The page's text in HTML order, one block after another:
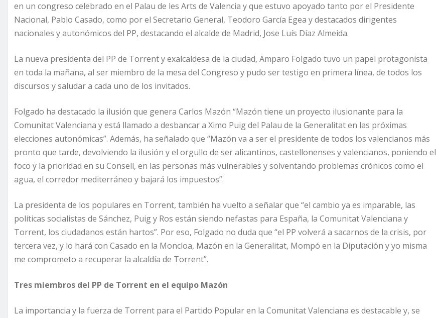
en un congreso celebrado en el Palau de les Arts de Valencia y que estuvo apoyado tanto por el Presidente
Nacional, Pablo Casado, como por el Secretario General, Teodoro García Egea y destacados dirigentes
nacionales y autonómicos del PP, destacando el alcalde de Madrid, Jose Luís Díaz Almeida.
La nueva presidenta del PP de Torrent y exalcaldesa de la ciudad, Amparo Folgado tuvo un papel protagonista
en toda la mañana, al ser miembro de la mesa del Congreso y pudo ser testigo en primera línea, de todos los
discursos y saludar a cada uno de los invitados.
Folgado ha destacado la ilusión que genera Carlos Mazón “Mazón tiene un proyecto ilusionante para la
Comunitat Valenciana y está llamado a desbancar a Ximo Puig del Palau de la Generalitat en las próximas
elecciones autonómicas”. Además, ha señalado que “Mazón va a ser el presidente de todos los valencianos más
pronto que tarde, devolviendo la ilusión y el orgullo de ser alicantinos, castellonenses y valencianos, poniendo el
foco y la prioridad en su Consell, en las personas más vulnerables y solventando problemas crónicos como el
agua, el corredor mediterráneo y bajará los impuestos”.
La presidenta de los populares en Torrent, también ha vuelto a señalar que “el cambio ya es imparable, las
políticas socialistas de Sánchez, Puig y Ros están siendo nefastas para España, la Comunitat Valenciana y
Torrent, los ciudadanos están hartos”. Por eso, Folgado no duda que “el PP volverá a sacarnos de la crisis, por
tercera vez, y lo hará con Casado en la Moncloa, Mazón en la Generalitat, Mompó en la Diputación y yo misma
me comprometo a recuperar la alcaldía de Torrent”.
Tres miembros del PP de Torrent en el equipo Mazón
La importancia y la fuerza de Torrent para el Partido Popular en la Comunitat Valenciana es destacable y, se